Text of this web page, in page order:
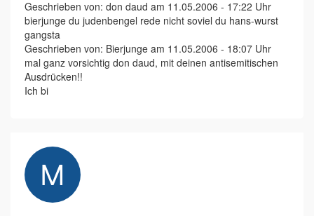
Geschrieben von: don daud am 11.05.2006 - 17:22 Uhr
bierjunge du judenbengel rede nicht soviel du hans-wurst
gangsta
Geschrieben von: Bierjunge am 11.05.2006 - 18:07 Uhr
mal ganz vorsichtig don daud, mit deinen antisemitischen
Ausdrücken!!
Ich bi